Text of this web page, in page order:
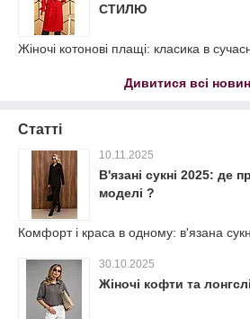
СТИЛЮ
Жіночі котонові плащі: класика в
Дивитися всі
Статті
10.11.2025
В'язані сукні 2025: де
моделі ?
Комфорт і краса в одному: в'язана
30.10.2025
Жіночі кофти та